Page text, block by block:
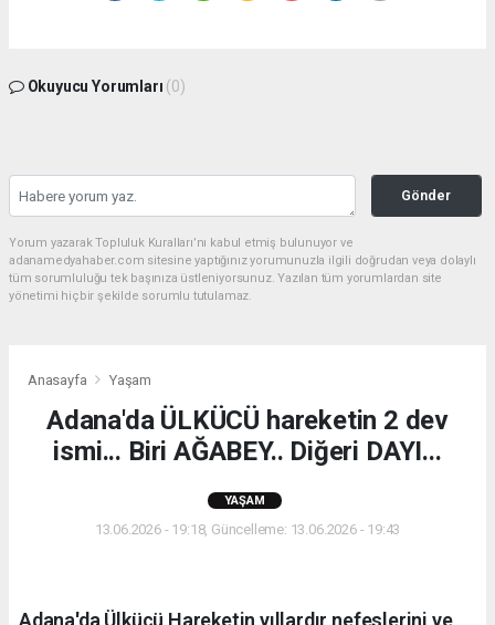
Okuyucu Yorumları (0)
Gönder
Yorum yazarak Topluluk Kuralları’nı kabul etmiş bulunuyor ve
adanamedyahaber.com sitesine yaptığınız yorumunuzla ilgili doğrudan veya dolaylı
tüm sorumluluğu tek başınıza üstleniyorsunuz. Yazılan tüm yorumlardan site
yönetimi hiçbir şekilde sorumlu tutulamaz.
Anasayfa Yaşam
Adana'da ÜLKÜCÜ hareketin 2 dev
ismi... Biri AĞABEY.. Diğeri DAYI...
YAŞAM
13.06.2026 - 19:18, Güncelleme: 13.06.2026 - 19:43
Adana'da Ülkücü Hareketin yıllardır nefeslerini ve